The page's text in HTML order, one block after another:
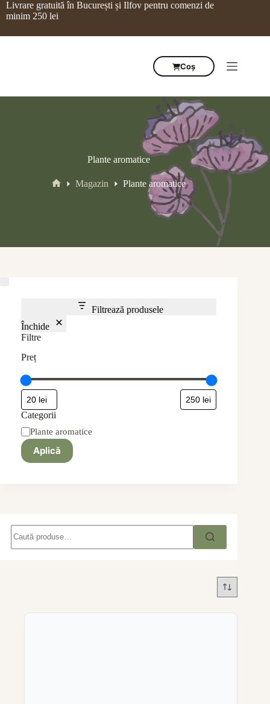
SariLivrare gratuită în București și Ilfov pentru comenzi de
minim 250 lei
Coș
Plante aromatice
Magazin Plante aromatice
după:
Filtrează produsele
Închide
Filtre
Preț
Categorii
categorie
Plante aromatice
Aplică